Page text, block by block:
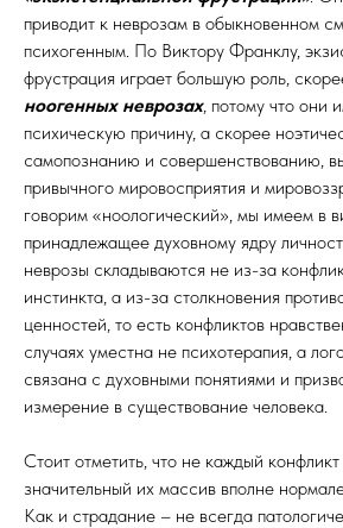
приводит к неврозам в обыкновенном
психогенным. По Виктору Франклу,
фрустрация играет большую роль,
ноогенных неврозах, потому что они
психическую причину, а скорее
самопознанию и совершенствованию,
привычного мировосприятия и
говорим «ноологический», мы имеем в
принадлежащее духовному ядру
неврозы складываются не из-за
инстинкта, а из-за столкновения
ценностей, то есть конфликтов
случаях уместна не психотерапия, а
связана с духовными понятиями и
измерение в существование человека.
Стоит отметить, что не каждый
значительный их массив вполне
Как и страдание – не всегда